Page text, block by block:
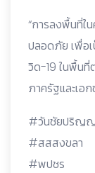
“การลงพื้นที่ใ
ปลอดภัย เพื่อเ
วิด-19 ในพื้นที่
ภาครัฐและเอ
#วันชัยปริญ
#สสสงขลา
#พปชร